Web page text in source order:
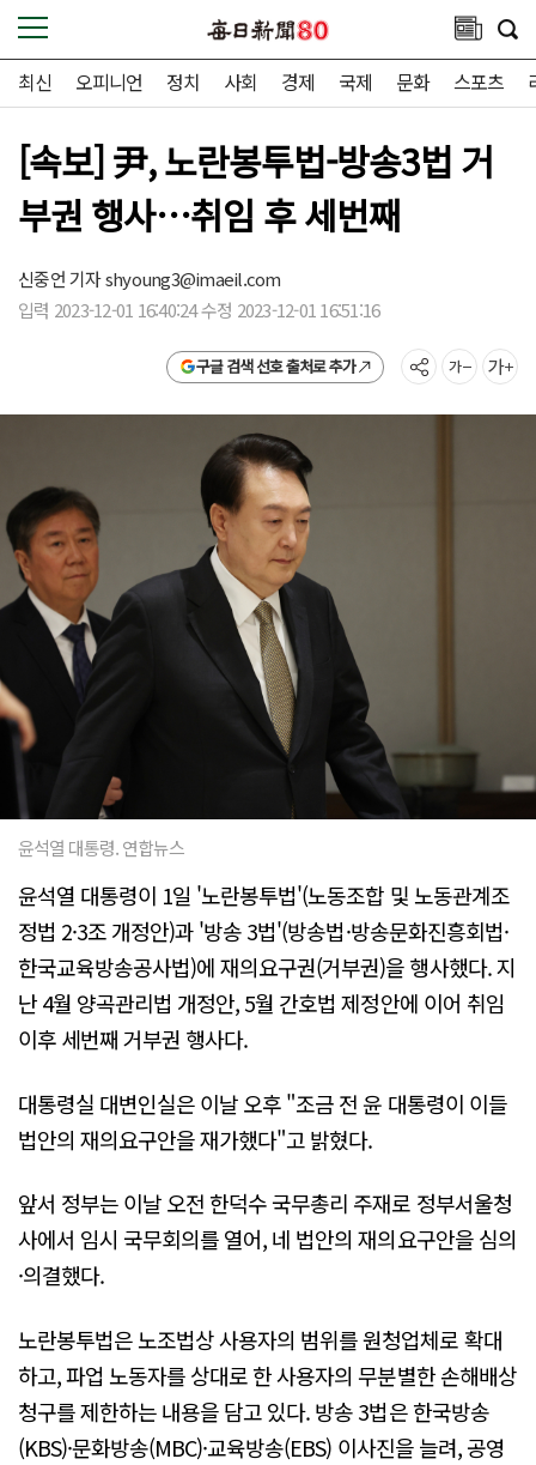
최신 오피니언 정치 사회 경제 국제 문화 스포츠
[속보] 尹, 노란봉투법-방송3법 거
부권 행사…취임 후 세번째
신중언 기자shyoung3@imaeil.com
입력 2023-12-01 16:40:24 수정 2023-12-01 16:51:16
구글 검색 선호 출처로 추가
윤석열 대통령. 연합뉴스
윤석열 대통령이 1일 '노란봉투법'(노동조합 및 노동관계조
정법 2·3조 개정안)과 '방송 3법'(방송법·방송문화진흥회법·
한국교육방송공사법)에 재의요구권(거부권)을 행사했다. 지
난 4월 양곡관리법 개정안, 5월 간호법 제정안에 이어 취임
이후 세번째 거부권 행사다.
대통령실 대변인실은 이날 오후 "조금 전 윤 대통령이 이들
법안의 재의요구안을 재가했다"고 밝혔다.
앞서 정부는 이날 오전 한덕수 국무총리 주재로 정부서울청
사에서 임시 국무회의를 열어, 네 법안의 재의요구안을 심의
·의결했다.
노란봉투법은 노조법상 사용자의 범위를 원청업체로 확대
하고, 파업 노동자를 상대로 한 사용자의 무분별한 손해배상
청구를 제한하는 내용을 담고 있다. 방송 3법은 한국방송
(KBS)·문화방송(MBC)·교육방송(EBS) 이사진을 늘려, 공영